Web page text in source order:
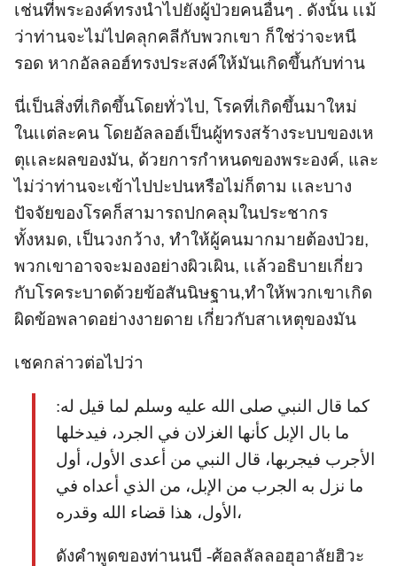
เช่นที่พระองค์ทรงนำไปยังผู้ป่วยคนอื่นๆ . ดังนั้น เเม้
ว่าท่านจะไม่ไปคลุกคลีกับพวกเขา ก็ใช่ว่าจะหนี
รอด หากอัลลอฮ์ทรงประสงค์ให้มันเกิดขึ้นกับท่าน
นี่เป็นสิ่งที่เกิดขึ้นโดยทั่วไป, โรคที่เกิดขึ้นมาใหม่
ในเเต่ละคน โดยอัลลอฮ์เป็นผู้ทรงสร้างระบบของเห
ตุเเละผลของมัน, ด้วยการกำหนดของพระองค์, และ
ไม่ว่าท่านจะเข้าไปปะปนหรือไม่ก็ตาม เเละบาง
ปัจจัยของโรคก็สามารถปกคลุมในประชากร
ทั้งหมด, เป็นวงกว้าง, ทำให้ผู้คนมากมายต้องป่วย,
พวกเขาอาจจะมองอย่างผิวเผิน, เเล้วอธิบายเกี่ยว
กับโรคระบาดด้วยข้อสันนิษฐาน,ทำให้พวกเขาเกิด
ผิดข้อพลาดอย่างงายดาย เกี่ยวกับสาเหตุของมัน
เชคกล่าวต่อไปว่า
كما قال النبي صلى الله عليه وسلم لما قيل له:
ما بال الإبل كأنها الغزلان في الجرد، فيدخلها
الأجرب فيجربها، قال النبي من أعدى الأول، أول
ما نزل به الجرب من الإبل، من الذي أعداه في
الأول، هذا قضاء الله وقدره،
ดังคำพูดของท่านนบี -ศ้อลลัลลอฮุอาลัยฮิวะ